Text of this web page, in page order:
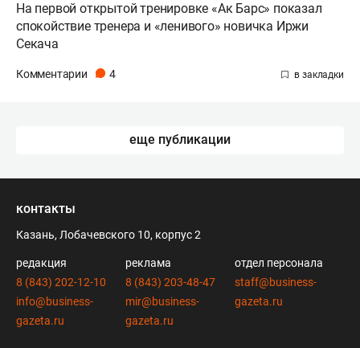
На первой открытой тренировке «Ак Барс» показал
спокойствие тренера и «ленивого» новичка Иржи
Секача
Комментарии 4
еще публикации
контакты
Казань, Лобачевского 10, корпус 2
редакция
8 (843) 202-12-10
info@business-
gazeta.ru
реклама
8 (843) 203-48-47
mir@business-
gazeta.ru
отдел персонала
staff@business-
gazeta.ru